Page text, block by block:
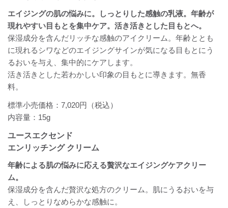
エイジングの肌の悩みに。しっとりした感触の乳液。年齢が
現れやすい目もとを集中ケア。活き活きとした目もとへ。
保湿成分を含んだリッチな感触のアイクリーム。年齢ととも
に現れるシワなどのエイジングサインが気になる目もとにう
るおいを与え、集中的にケアします。
活き活きとした若わかしい印象の目もとに導きます。無香
料。
標準小売価格：7,020円（税込）
内容量：15g
ユースエクセンド
エンリッチング クリーム
年齢による肌の悩みに応える贅沢なエイジングケアクリー
ム。
保湿成分を含んだ贅沢な処方のクリーム。肌にうるおいを与
え、しっとりなめらかな感触に。